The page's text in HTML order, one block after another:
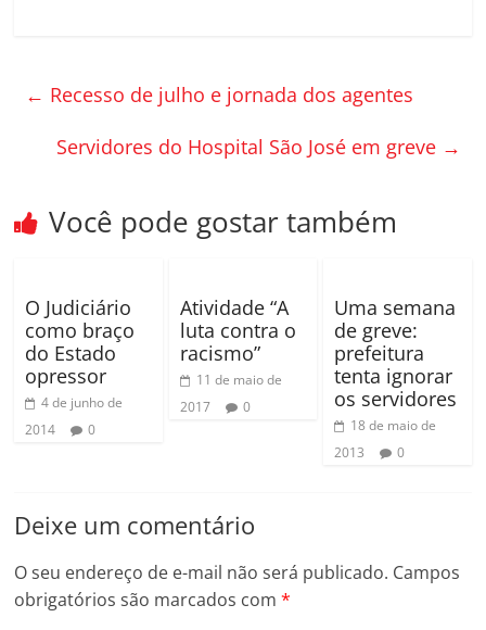
e
o
k
er p
ar
til
ar
← Recesso de julho e jornada dos agentes
Servidores do Hospital São José em greve →
Você pode gostar também
O Judiciário
como braço
do Estado
opressor
4 de junho de
2014
0
Atividade “A
luta contra o
racismo”
11 de maio de
2017
0
Uma semana
de greve:
prefeitura
tenta ignorar
os servidores
18 de maio de
2013
0
Deixe um comentário
O seu endereço de e-mail não será publicado. Campos
obrigatórios são marcados com*